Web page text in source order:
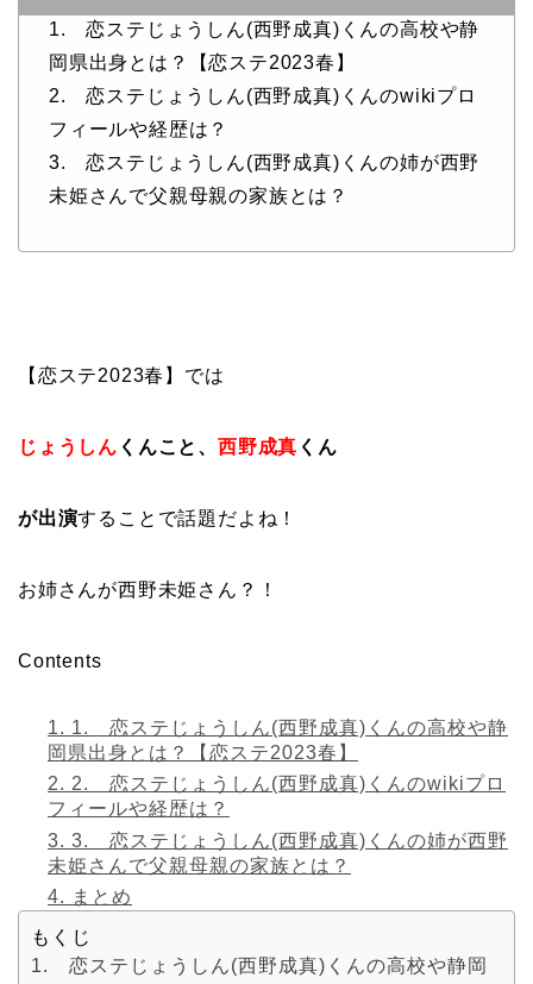
1. 恋ステじょうしん(西野成真)くんの高校や静
岡県出身とは？【恋ステ2023春】
2. 恋ステじょうしん(西野成真)くんのwikiプロ
フィールや経歴は？
3. 恋ステじょうしん(西野成真)くんの姉が西野
未姫さんで父親母親の家族とは？
【恋ステ2023春】では
じょうしん くんこと、 西野成真 くん
が出演することで話題だよね！
お姉さんが西野未姫さん？！
Contents
1. 1. 恋ステじょうしん(西野成真)くんの高校や静
岡県出身とは？【恋ステ2023春】
2. 2. 恋ステじょうしん(西野成真)くんのwikiプロ
フィールや経歴は？
3. 3. 恋ステじょうしん(西野成真)くんの姉が西野
未姫さんで父親母親の家族とは？
4. まとめ
もくじ
1. 恋ステじょうしん(西野成真)くんの高校や静岡